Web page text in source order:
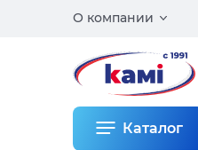
О компании
Каталог